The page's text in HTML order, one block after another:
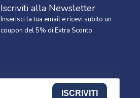
Iscriviti alla Newsletter
Inserisci la tua email e ricevi subito un
coupon del 5% di Extra Sconto
ISCRIVITI